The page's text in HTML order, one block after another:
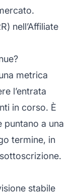
nell’Affiliate
metrica
l’entrata
in corso. È
puntano a una
termine, in
stabile